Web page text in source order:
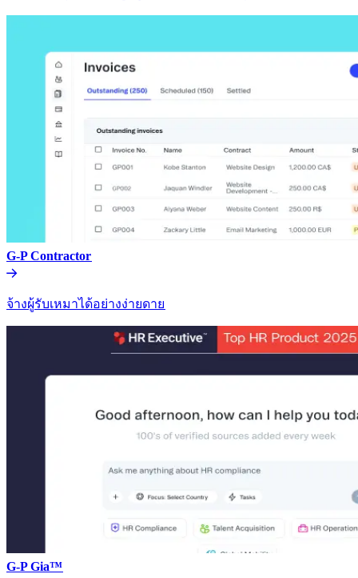
G-P Contractor​​
จ้างผู้รับเหมาได้อย่างง่ายดาย​​
G-P Gia™​​